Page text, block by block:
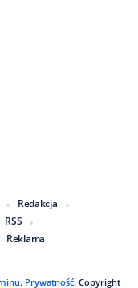
Redakcja
RSS
Reklama
. Prywatność. Copyright